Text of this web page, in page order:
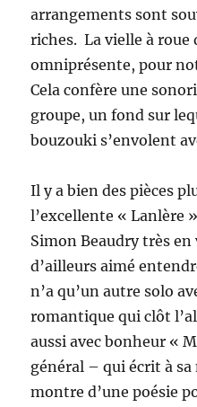
arrangements sont
riches. La vielle à roue
omniprésente, pour
Cela confère une
groupe, un fond sur
bouzouki s’envolent
Il y a bien des pièces
l’excellente « Lanlère
Simon Beaudry très en
d’ailleurs aimé
n’a qu’un autre solo
romantique qui clôt
aussi avec bonheur «
général – qui écrit à
montre d’une poésie